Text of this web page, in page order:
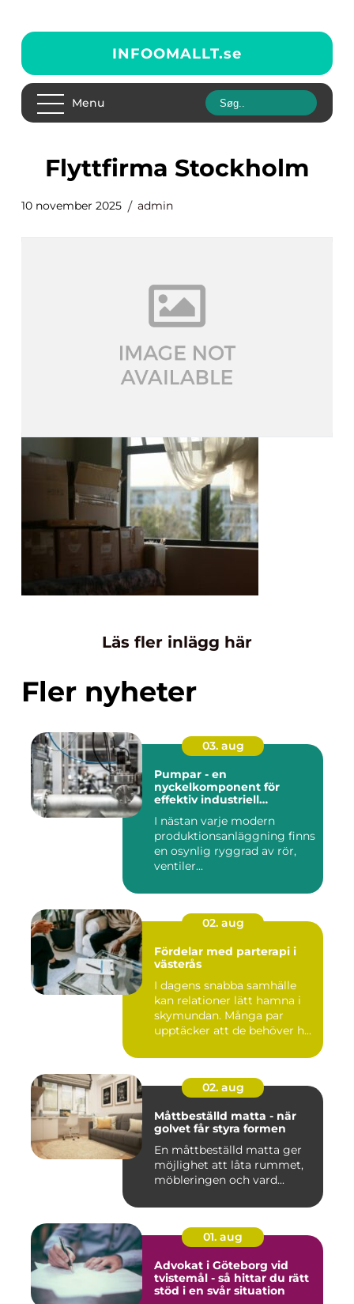
INFOOMALLT.se
Menu
flyttfirma Stockholm
10 november 2025 admin
Läs fler inlägg här
Fler nyheter
03. aug
Pumpar - en
nyckelkomponent för
effektiv industriell
I nästan varje modern
produktionsanläggning finns
en osynlig ryggrad av rör,
ventiler...
02. aug
Fördelar med parterapi i
västerås
I dagens snabba samhälle
kan relationer lätt hamna i
skymundan. Många par
upptäcker att de behöver h...
02. aug
Måttbeställd matta - när
golvet får styra formen
En måttbeställd matta ger
möjlighet att låta rummet,
möbleringen och vard...
01. aug
Advokat i Göteborg vid
tvistemål - så hittar du rätt
stöd i en svår situation